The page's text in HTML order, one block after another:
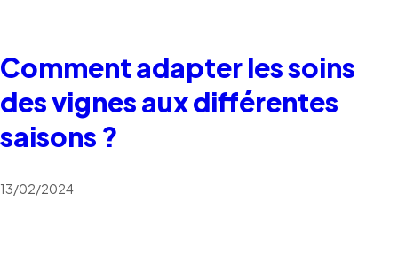
Comment adapter les soins
des vignes aux différentes
saisons ?
13/02/2024